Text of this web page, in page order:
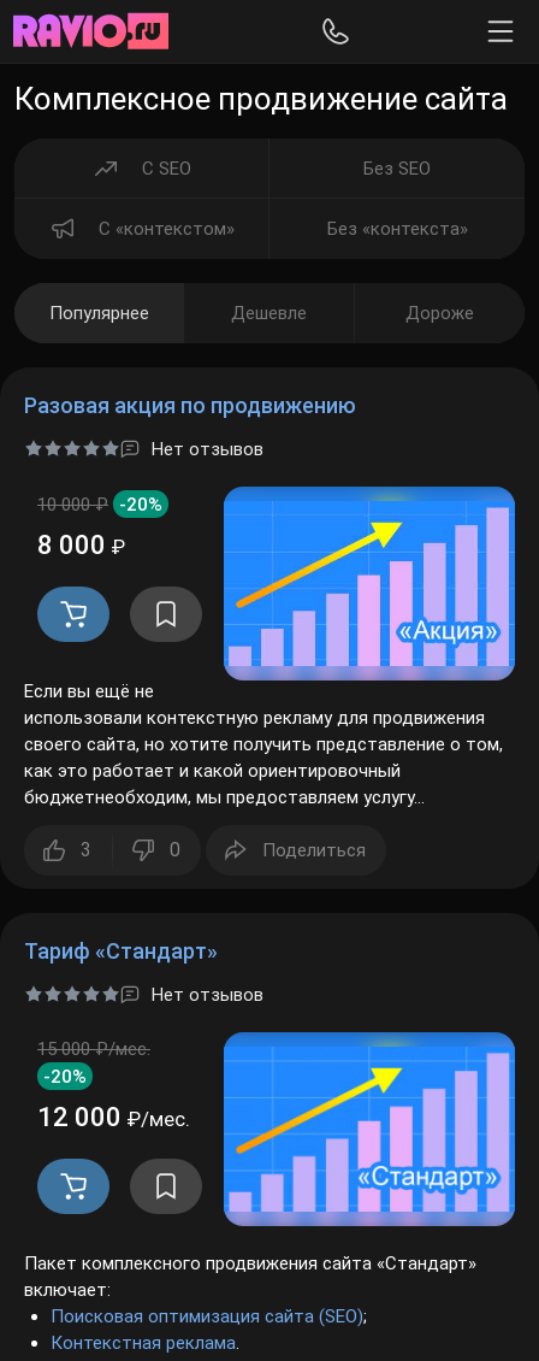
Комплексное продвижение сайта
С SEO Без SEO
C «контекстом» Без «контекста»
Популярнее Дешевле Дороже
Разовая акция по продвижению
Нет отзывов
10 000 ₽ -20%
8 000 ₽
Если вы ещё не
использовали контекстную рекламу для продвижения
своего сайта, но хотите получить представление о том,
как это работает и какой ориентировочный
бюджетнеобходим, мы предоставляем услугу...
3 0 Поделиться
Тариф «Стандарт»
Нет отзывов
15 000 ₽/мес.
-20%
12 000 ₽/мес.
Пакет комплексного продвижения сайта «Стандарт»
включает:
Поисковая оптимизация сайта (SEO);
Контекстная реклама.